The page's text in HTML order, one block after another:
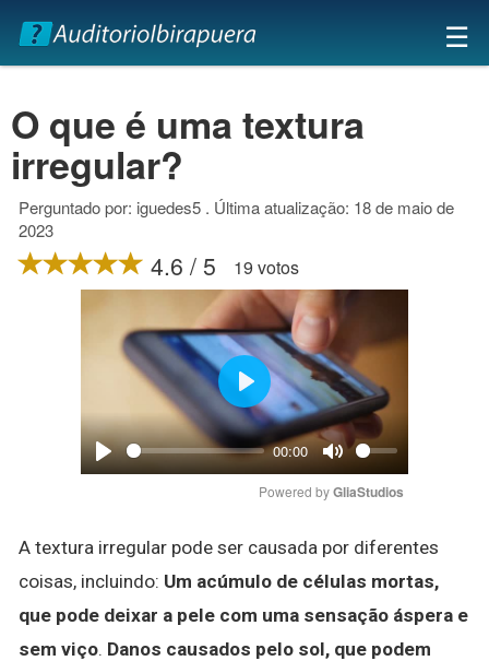
×
☰
O que é uma textura
irregular?
Perguntado por: iguedes5 . Última atualização: 18 de maio de
2023
4.6 / 5 19 votos
Play
00:00
Mute
Play
Powered by GliaStudios
A textura irregular pode ser causada por diferentes
coisas, incluindo: Um acúmulo de células mortas,
que pode deixar a pele com uma sensação áspera e
sem viço. Danos causados pelo sol, que podem